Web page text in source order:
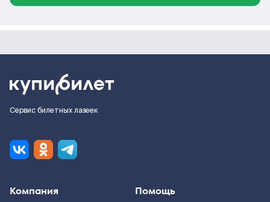
Сервис билетных лазеек
Компания Помощь